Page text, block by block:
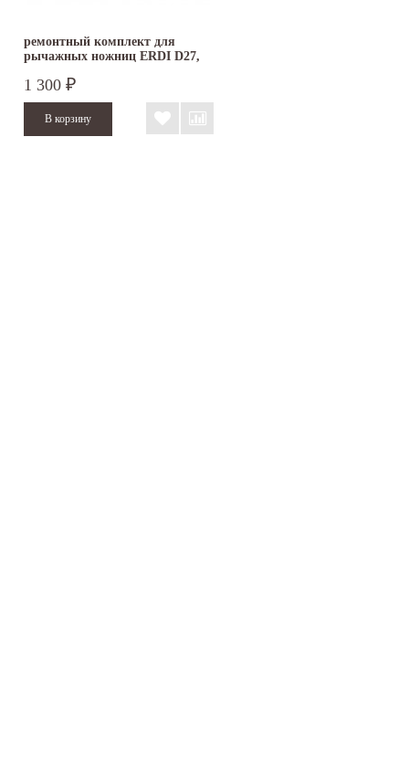
ремонтный комплект для
рычажных ножниц ERDI D27,
1 300 ₽